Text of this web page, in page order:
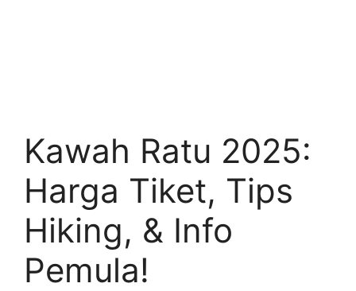
Kawah Ratu 2025:
Harga Tiket, Tips
Hiking, & Info
Pemula!